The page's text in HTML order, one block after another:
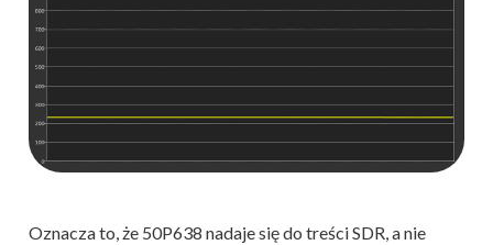
Oznacza to, że 50P638 nadaje się do treści SDR, a nie